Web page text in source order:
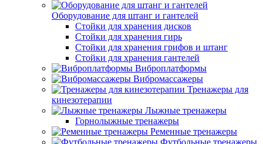
Оборудование для штанг и гантелей
Стойки для хранения дисков
Стойки для хранения гирь
Стойки для хранения грифов и штанг
Стойки для хранения гантелей
Виброплатформы
Вибромассажеры
Тренажеры для
кинезотерапии
Лыжные тренажеры
Горнолыжные тренажеры
Ременные тренажеры
Футбольные тренажеры